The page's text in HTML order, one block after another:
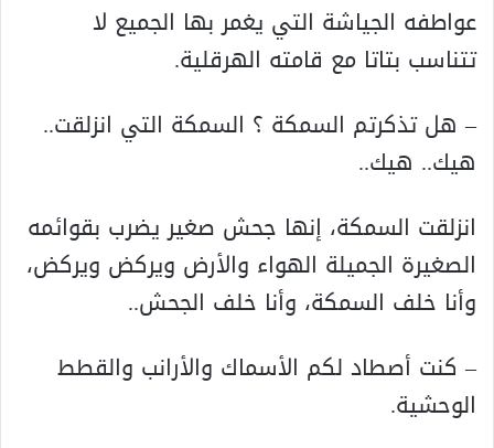
عواطفه الجياشة التي يغمر بها الجميع لا
تتناسب بتاتا مع قامته الهرقلية.
– هل تذكرتم السمكة ؟ السمكة التي انزلقت..
هيك.. هيك..
انزلقت السمكة، إنها جحش صغير يضرب بقوائمه
الصغيرة الجميلة الهواء والأرض ويركض ويركض،
وأنا خلف السمكة، وأنا خلف الجحش..
– كنت أصطاد لكم الأسماك والأرانب والقطط
الوحشية.